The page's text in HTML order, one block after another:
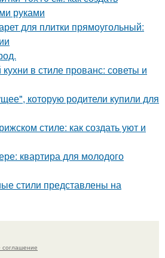
руками
для плитки прямоугольный:
в стиле прованс: советы и
которую родители купили для
стиле: как создать уют и
квартира для молодого
стили представлены на
соглашение